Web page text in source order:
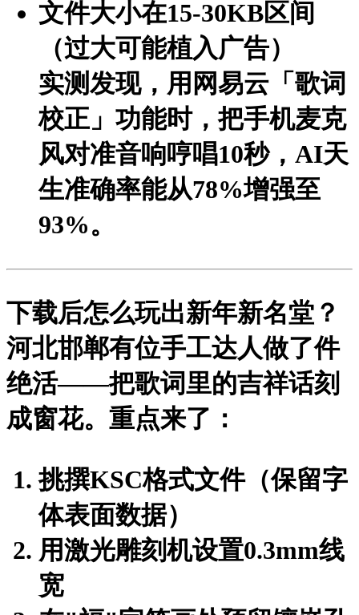
文件大小在15-30KB区间
（过大可能植入广告）
实测发现，用网易云「歌词
校正」功能时，把手机麦克
风对准音响哼唱10秒，AI天
生准确率能从78%增强至
93%。
下载后怎么玩出新年新名堂？
河北邯郸有位手工达人做了件
绝活——把歌词里的吉祥话刻
成窗花。重点来了：
挑撰KSC格式文件（保留字
体表面数据）
用激光雕刻机设置0.3mm线
宽